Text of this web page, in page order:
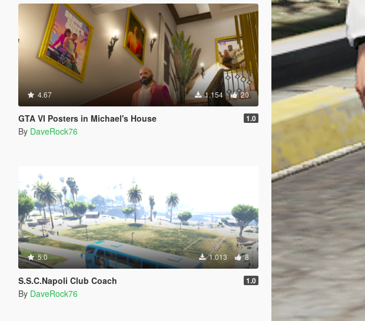
4.67 1.154 20
GTA VI Posters in Michael's House 1.0
By DaveRock76
5.0 1.013 8
S.S.C.Napoli Club Coach 1.0
By DaveRock76